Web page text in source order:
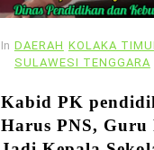
In DAERAH KOLAKA
SULAWESI TENGGARA
Kabid PK
Harus PNS, Guru